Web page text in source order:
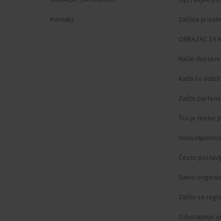
Euphoria Forbidden idealan je za svaku priliku kada
nositeljica želi skrenuti pažnju na sebe. Stoga je
Kontakt Zaštita
OBRAZAC ZA
Način dostave
Kada ću
Zašto
Što je tester
Često
Samo
Zašto se
Odustajanje